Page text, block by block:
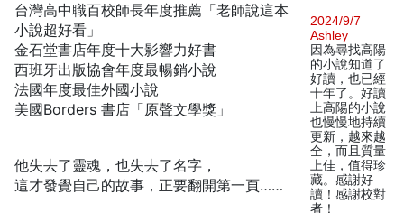
台灣高中職百校師長年度推薦「老師說這本
小說超好看」
金石堂書店年度十大影響力好書
西班牙出版協會年度最暢銷小說
法國年度最佳外國小說
美國Borders 書店「原聲文學獎」
他失去了靈魂，也失去了名字，
這才發覺自己的故事，正要翻開第一頁……
2024/9/7
Ashley
因為尋找高陽
的小說知道了
好讀，也已經
十年了。好讀
上高陽的小說
也慢慢地持續
更新，越來越
全，而且質量
上佳，值得珍
藏。感謝好
讀！感謝校對
者！